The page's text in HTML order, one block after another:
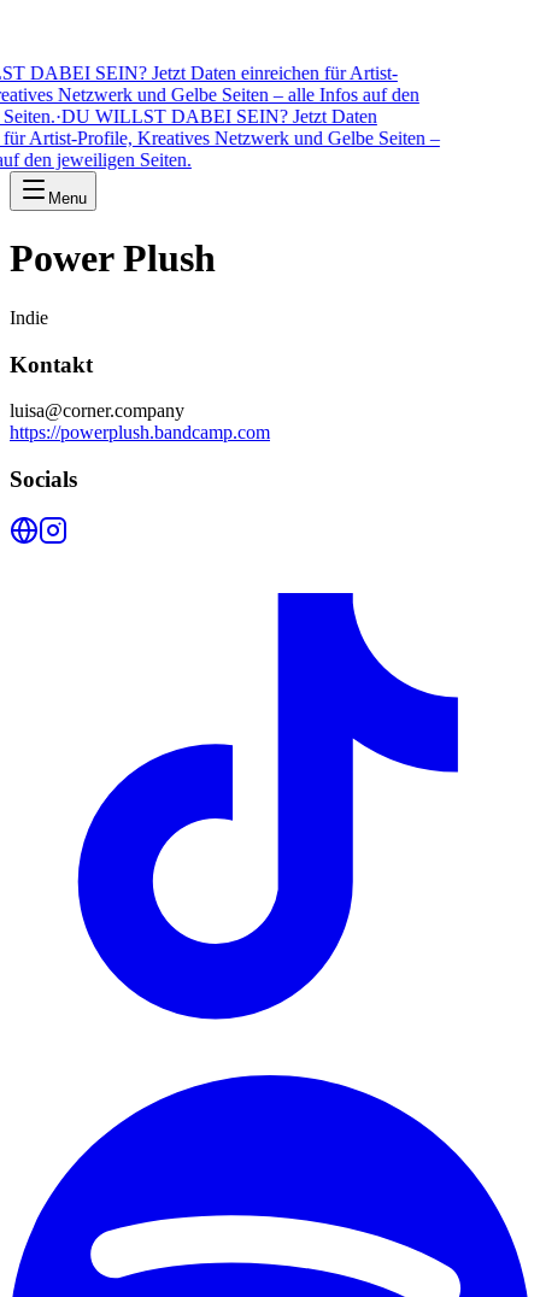
DABEI SEIN? Jetzt Daten einreichen für Artist-
Netzwerk und Gelbe Seiten – alle Infos auf den
·DU WILLST DABEI SEIN? Jetzt Daten
Artist-Profile, Kreatives Netzwerk und Gelbe Seiten –
den jeweiligen Seiten.
Menu
Power Plush
Indie
Kontakt
luisa@corner.company
https://powerplush.bandcamp.com
Socials